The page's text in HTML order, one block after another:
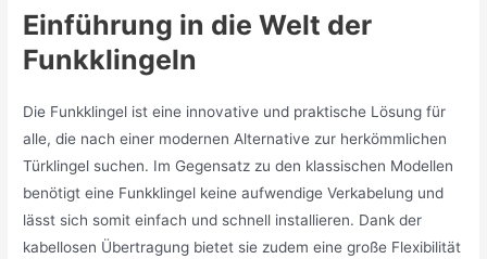
Einführung in die Welt der
Funkklingeln
Die Funkklingel ist eine innovative und praktische Lösung für
alle, die nach einer modernen Alternative zur herkömmlichen
Türklingel suchen. Im Gegensatz zu den klassischen Modellen
benötigt eine Funkklingel keine aufwendige Verkabelung und
lässt sich somit einfach und schnell installieren. Dank der
kabellosen Übertragung bietet sie zudem eine große Flexibilität